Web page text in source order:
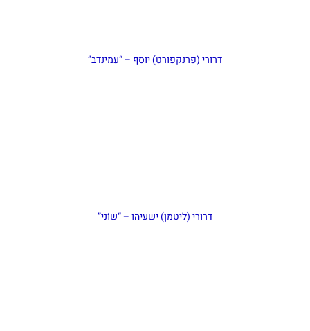
דרורי (פרנקפורט) יוסף – “עמינדב”
דרורי (ליטמן) ישעיהו – “שוֹני”